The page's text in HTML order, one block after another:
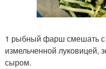
1 рыбный фарш смешать
измельченной луковицей,
сыром.